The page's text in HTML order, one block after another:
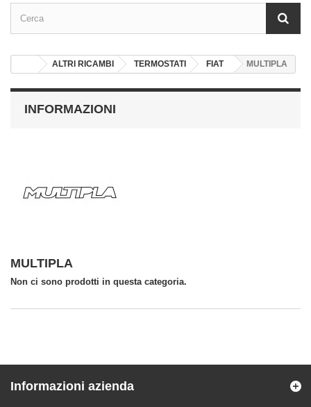
ALTRI RICAMBI TERMOSTATI FIAT MULTIPLA
INFORMAZIONI
MULTIPLA
Non ci sono prodotti in questa categoria.
Informazioni azienda